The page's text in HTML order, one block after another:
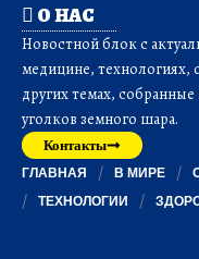
О НАС
Новостной блок с
медицине, технологиях,
других темах,
уголков земного шара.
Контакты
ГЛАВНАЯ В МИРЕ
ТЕХНОЛОГИИ